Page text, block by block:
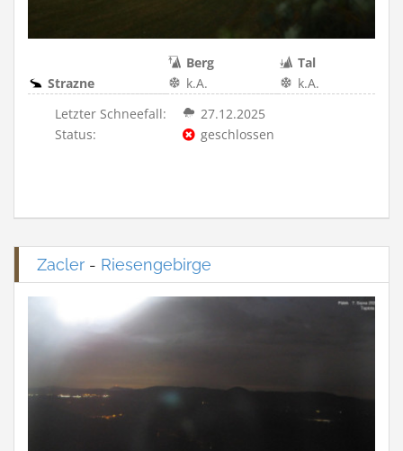
Berg
Tal
Strazne
k.A.
k.A.
Letzter Schneefall:
27.12.2025
Status:
geschlossen
Zacler - Riesengebirge